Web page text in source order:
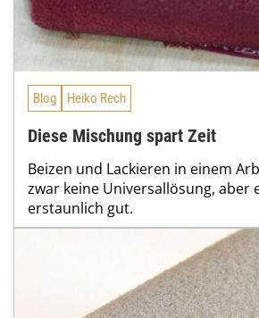
Blog Heiko Rech
Diese Mischung spart Zeit
Beizen und Lackieren in einem
zwar keine Universallösung, aber
erstaunlich gut.